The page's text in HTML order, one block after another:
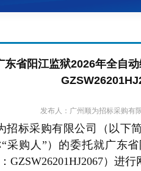
东省阳江监狱2026年全自
发布人：广州顺为招标采购有
招标采购有限公司（以下
“采购人”）的委托就广东
GZSW26201HJ2067）进